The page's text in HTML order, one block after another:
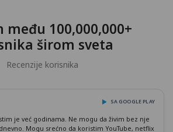
među 100,000,000+
širom sveta
Recenzije korisnika
SA GOOGLE PLAY
je već godinama. Ne mogu da živim bez nje
Mogu srećno da koristim YouTube, netflix